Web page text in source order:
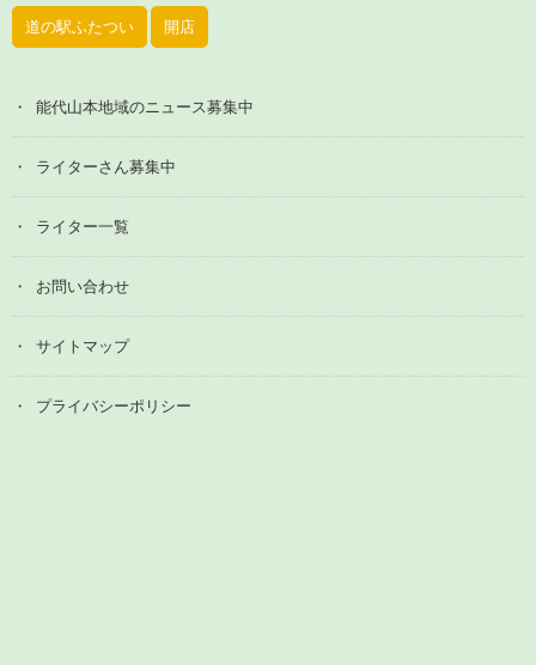
道の駅ふたつい 開店
能代山本地域のニュース募集中
ライターさん募集中
ライター一覧
お問い合わせ
サイトマップ
プライバシーポリシー